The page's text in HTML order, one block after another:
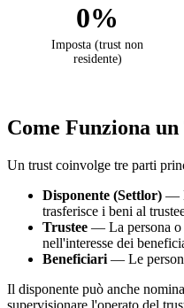
0%
Imposta (trust non
residente)
Come Funziona
Un trust coinvolge tre parti
Disponente (Settlor) —
trasferisce i beni al
Trustee — La persona o
nell'interesse dei
Beneficiari — Le
Il disponente può anche
supervisionare l'operato del